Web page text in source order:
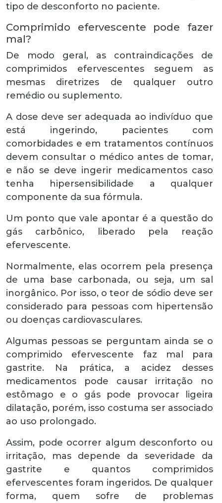
tipo de desconforto no paciente.
Comprimido efervescente pode fazer
mal?
De modo geral, as contraindicações de
comprimidos efervescentes seguem as
mesmas diretrizes de qualquer outro
remédio ou suplemento.
A dose deve ser adequada ao indivíduo que
está ingerindo, pacientes com
comorbidades e em tratamentos contínuos
devem consultar o médico antes de tomar,
e não se deve ingerir medicamentos caso
tenha hipersensibilidade a qualquer
componente da sua fórmula.
Um ponto que vale apontar é a questão do
gás carbônico, liberado pela reação
efervescente.
Normalmente, elas ocorrem pela presença
de uma base carbonada, ou seja, um sal
inorgânico. Por isso, o teor de sódio deve ser
considerado para pessoas com hipertensão
ou doenças cardiovasculares.
Algumas pessoas se perguntam ainda se o
comprimido efervescente faz mal para
gastrite. Na prática, a acidez desses
medicamentos pode causar irritação no
estômago e o gás pode provocar ligeira
dilatação, porém, isso costuma ser associado
ao uso prolongado.
Assim, pode ocorrer algum desconforto ou
irritação, mas depende da severidade da
gastrite e quantos comprimidos
efervescentes foram ingeridos. De qualquer
forma, quem sofre de problemas